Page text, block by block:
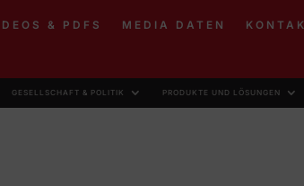
& PDFS MEDIA DATEN
GESELLSCHAFT & POLITIK PRODUKTE UND LÖSUNGEN